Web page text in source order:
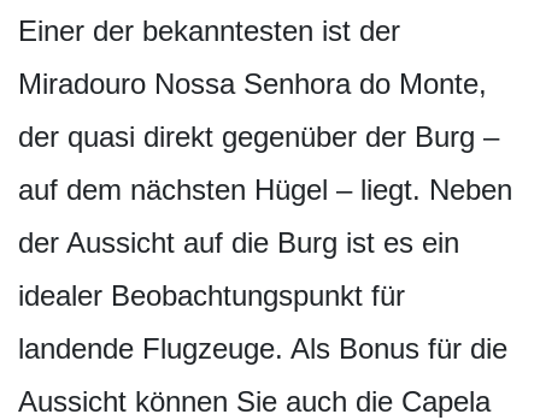
Einer der bekanntesten ist der
Miradouro Nossa Senhora do Monte,
der quasi direkt gegenüber der Burg –
auf dem nächsten Hügel – liegt. Neben
der Aussicht auf die Burg ist es ein
idealer Beobachtungspunkt für
landende Flugzeuge. Als Bonus für die
Aussicht können Sie auch die Capela